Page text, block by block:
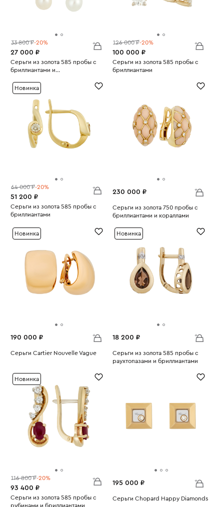
33 800 ₽-20%
27 000 ₽
Серьги из золота 585 пробы с
бриллиантами и
126 000 ₽-20%
100 000 ₽
Серьги из золота 585 пробы с
бриллиантами
Новинка
64 000 ₽-20%
51 200 ₽
Серьги из золота 585 пробы с
бриллиантами
230 000 ₽
Серьги из золота 750 пробы с
бриллиантами и кораллами
Новинка
190 000 ₽
Серьги Cartier Nouvelle Vague
Новинка
18 200 ₽
Серьги из золота 585 пробы с
раухтопазами и бриллиантами
Новинка
116 800 ₽-20%
93 400 ₽
Серьги из золота 585 пробы с
рубинами и бриллиантами
195 000 ₽
Серьги Chopard Happy Diamonds